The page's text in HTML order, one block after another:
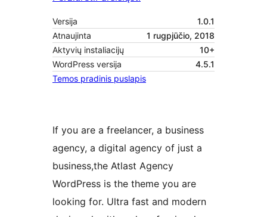
Versija
1.0.1
Atnaujinta
1 rugpjūčio, 2018
Aktyvių instaliacijų
10+
WordPress versija
4.5.1
Temos pradinis puslapis
If you are a freelancer, a business
agency, a digital agency of just a
business,the Atlast Agency
WordPress is the theme you are
looking for. Ultra fast and modern